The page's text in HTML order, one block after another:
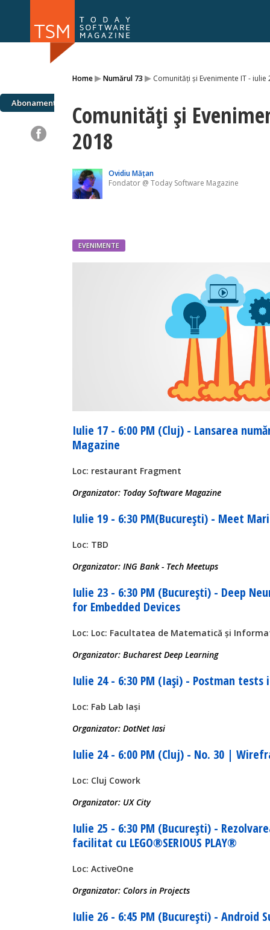
Home▸Numărul 73 ▸ Comunităţi și Evenimente IT - iulie
Abonamente
Comunităţi și
2018
Ovidiu Mățan
Fondator @ Today Software Magazine
EVENIMENTE
Iulie 17 - 6:00 PM (Cluj) - Lansarea
Magazine
Loc: restaurant Fragment
Organizator: Today Software Magazine
Iulie 19 - 6:30 PM(București) - Meet
Loc: TBD
Organizator: ING Bank - Tech Meetups
Iulie 23 - 6:30 PM (București) - Deep
for Embedded Devices
Loc: Loc: Facultatea de Matematică și
Organizator: Bucharest Deep Learning
Iulie 24 - 6:30 PM (Iași) - Postman tests
Loc: Fab Lab Iași
Organizator: DotNet Iasi
Iulie 24 - 6:00 PM (Cluj) - No. 30 |
Loc: Cluj Cowork
Organizator: UX City
Iulie 25 - 6:30 PM (București) -
facilitat cu LEGO®SERIOUS PLAY®
Loc: ActiveOne
Organizator: Colors in Projects
Iulie 26 - 6:45 PM (București) - Android